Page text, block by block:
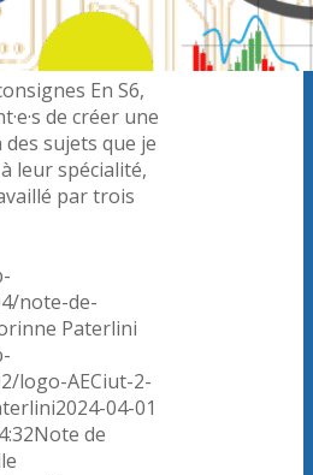
En S6,
de créer une
sujets que je
leur spécialité,
par trois
note-de-
Paterlini
logo-AECiut-2-
2024-04-01
Note de